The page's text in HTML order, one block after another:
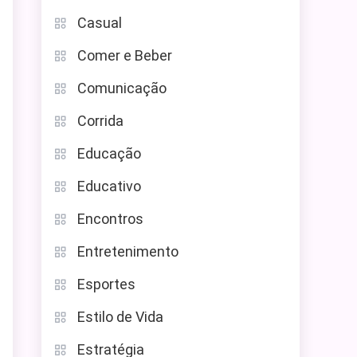
Casual
Comer e Beber
Comunicação
Corrida
Educação
Educativo
Encontros
Entretenimento
Esportes
Estilo de Vida
Estratégia